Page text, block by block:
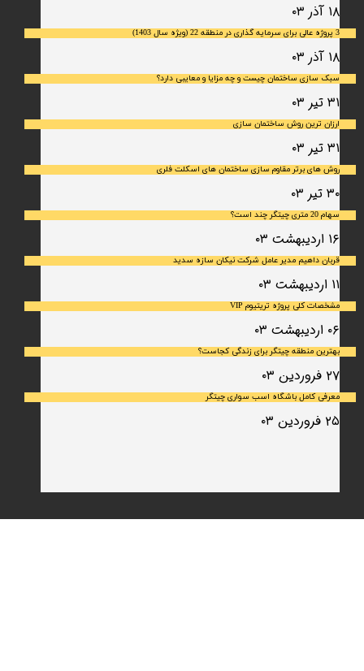
۱۸ آذر ۰۳
3 پروژه عالی برای سرمایه گذاری در منطقه 22 (ویژه سال 1403)
۱۸ آذر ۰۳
سبک سازی ساختمان چیست و چه مزایا و معایبی دارد؟
۳۱ تیر ۰۳
ارزان ترین روش ساختمان سازی
۳۱ تیر ۰۳
روش های برتر مقاوم سازی ساختمان های اسکلت فلری
۳۰ تیر ۰۳
سهام 20 متری چیتگر چند است؟
۱۶ اردیبهشت ۰۳
قربان داهیم مدیر عامل شرکت نیکان سازه سدید
۱۱ اردیبهشت ۰۳
مشخصات کلی پروژه تریتیوم VIP
۰۶ اردیبهشت ۰۳
بهترین منطقه چیتگر برای زندگی کجاست؟
۲۷ فروردین ۰۳
معرفی کامل باشگاه اسب سواری چیتگر
۲۵ فروردین ۰۳